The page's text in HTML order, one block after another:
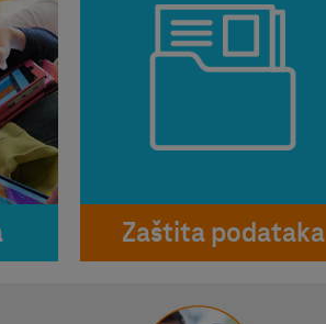
Zaštita podataka